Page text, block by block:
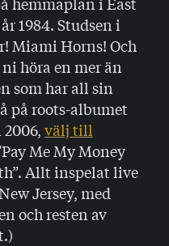
1984. Studsen i
Miami Horns! Och
höra en mer än
som har all sin
på roots-albumet
2006,välj till
Me My Money
Allt inspelat live
Jersey, med
och resten av